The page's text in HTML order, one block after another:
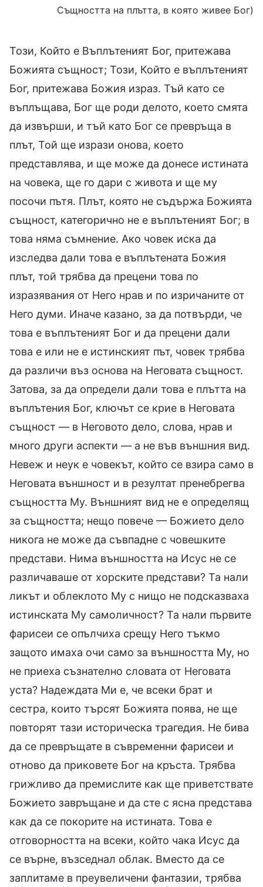
Същността на плътта, в която живее Бог)
Този, Който е Въплътеният Бог, притежава
Божията същност; Този, Който е въплътеният
Бог, притежава Божия израз. Тъй като се
въплъщава, Бог ще роди делото, което смята
да извърши, и тъй като Бог се превръща в
плът, Той ще изрази онова, което
представлява, и ще може да донесе истината
на човека, ще го дари с живота и ще му
посочи пътя. Плът, която не съдържа Божията
същност, категорично не е въплътеният Бог; в
това няма съмнение. Ако човек иска да
изследва дали това е въплътената Божия
плът, той трябва да прецени това по
изразявания от Него нрав и по изричаните от
Него думи. Иначе казано, за да потвърди, че
това е въплътеният Бог и да прецени дали
това е или не е истинският път, човек трябва
да различи въз основа на Неговата същност.
Затова, за да определи дали това е плътта на
въплътения Бог, ключът се крие в Неговата
същност — в Неговото дело, слова, нрав и
много други аспекти — а не във външния вид.
Невеж и неук е човекът, който се взира само в
Неговата външност и в резултат пренебрегва
същността Му. Външният вид не е определящ
за същността; нещо повече — Божието дело
никога не може да съвпадне с човешките
представи. Нима външността на Исус не се
различаваше от хорските представи? Та нали
ликът и облеклото Му с нищо не подсказваха
истинската Му самоличност? Та нали първите
фарисеи се опълчиха срещу Него тъкмо
защото имаха очи само за външността Му, но
не приеха съзнателно словата от Неговата
уста? Надеждата Ми е, че всеки брат и
сестра, които търсят Божията поява, не ще
повторят тази историческа трагедия. Не бива
да се превръщате в съвременни фарисеи и
отново да приковете Бог на кръста. Трябва
грижливо да премислите как ще приветствате
Божието завръщане и да сте с ясна представа
как да се покорите на истината. Това е
отговорността на всеки, който чака Исус да
се върне, възседнал облак. Вместо да се
заплитаме в преувеличени фантазии, трябва